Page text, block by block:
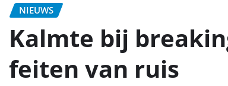
NIEUWS
Kalmte bij
feiten van ruis